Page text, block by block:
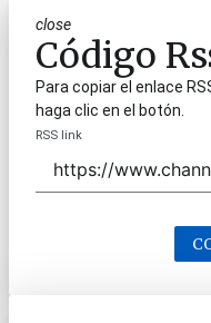
close
Código
Para copiar el enlace
haga clic en el botón.
RSS link